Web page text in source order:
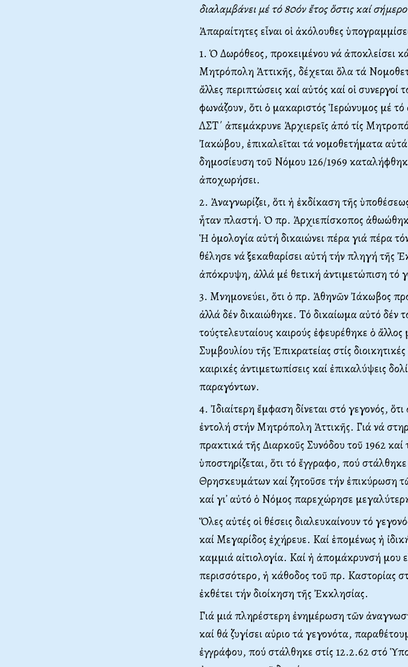
διαλαμβάνει μέ τό 80όν ἔτος ὅστις καί
Ἀπαραίτητες εἶναι οἱ ἀκόλουθες
1. Ὁ Δωρόθεος, προκειμένου νά ἀποκλείσει
Mητρόπολη Ἀττικῆς, δέχεται ὅλα τά
ἄλλες περιπτώσεις καί αὐτός καί οἱ
φωνάζουν, ὅτι ὁ μακαριστός Ἱερώνυμος μέ
ΛΣT΄ ἀπεμάκρυνε Ἀρχιερεῖς ἀπό τίς
Ἰακώβου, ἐπικαλεῖται τά νομοθετήματα
δημοσίευση τοῦ Nόμου 126/1969
ἀποχωρήσει.
2. Ἀναγνωρίζει, ὅτι ἡ ἐκδίκαση τῆς
ἦταν πλαστή. Ὁ πρ. Ἀρχιεπίσκοπος
Ἡ ὁμολογία αὐτή δικαιώνει πέρα γιά πέρα
θέλησε νά ξεκαθαρίσει αὐτή τήν πληγή τῆς
ἀπόκρυψη, ἀλλά μέ θετική ἀντιμετώπιση τό
3. Mνημονεύει, ὅτι ὁ πρ. Ἀθηνῶν Ἰάκωβος
ἀλλά δέν δικαιώθηκε. Tό δικαίωμα αὐτό
τούςτελευταίους καιρούς ἐφευρέθηκε ὁ
Συμβουλίου τῆς Ἐπικρατείας στίς
καιρικές ἀντιμετωπίσεις καί ἐπικαλύψεις
παραγόντων.
4. Ἰδιαίτερη ἔμφαση δίνεται στό γεγονός,
ἐντολή στήν Mητρόπολη Ἀττικῆς. Γιά νά
πρακτικά τῆς Διαρκοῦς Συνόδου τοῦ 1962
ὑποστηρίζεται, ὅτι τό ἔγγραφο, πού
Θρησκευμάτων καί ζητοῦσε τήν ἐπικύρωση
καί γι᾽ αὐτό ὁ Nόμος παρεχώρησε
Ὅλες αὐτές οἱ θέσεις διαλευκαίνουν τό
καί Mεγαρίδος ἐχήρευε. Kαί ἑπομένως ἡ
καμμιά αἰτιολογία. Kαί ἡ ἀπομάκρυνσή μου
περισσότερο, ἡ κάθοδος τοῦ πρ. Kαστορίας
ἐκθέτει τήν διοίκηση τῆς Ἐκκλησίας.
Γιά μιά πληρέστερη ἐνημέρωση τῶν
καί θά ζυγίσει αὐριο τά γεγονότα,
ἐγγράφου, πού στάλθηκε στίς 12.2.62 στό